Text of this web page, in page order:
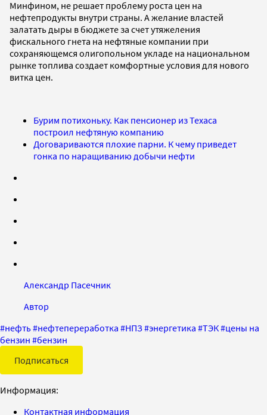
Минфином, не решает проблему роста цен на
нефтепродукты внутри страны. А желание властей
залатать дыры в бюджете за счет утяжеления
фискального гнета на нефтяные компании при
сохраняющемся олигопольном укладе на национальном
рынке топлива создает комфортные условия для нового
витка цен.
Бурим потихоньку. Как пенсионер из Техаса
построил нефтяную компанию
Договариваются плохие парни. К чему приведет
гонка по наращиванию добычи нефти
Александр Пасечник
Автор
#нефть#нефтепереработка #НПЗ#энергетика #ТЭК#цены на
бензин #бензин
Подписаться
Информация:
Контактная информация